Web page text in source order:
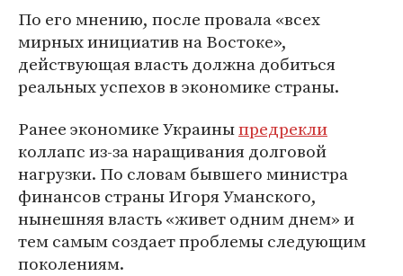
По его мнению, после провала «всех
мирных инициатив на Востоке»,
действующая власть должна добиться
реальных успехов в экономике страны.
Ранее экономике Украиныпредрекли
коллапс из-за наращивания долговой
нагрузки. По словам бывшего министра
финансов страны Игоря Уманского,
нынешняя власть «живет одним днем» и
тем самым создает проблемы следующим
поколениям.